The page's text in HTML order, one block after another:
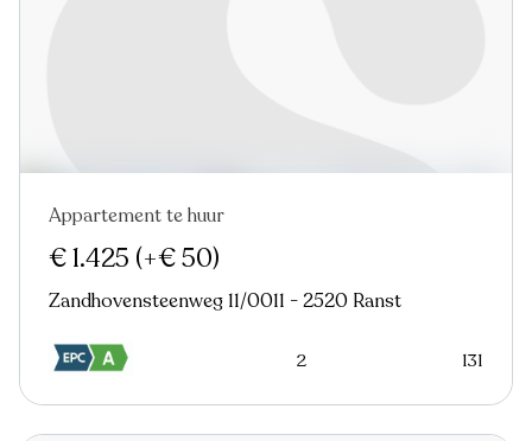
Nieuw
Appartement te huur
€ 1.425 (+€ 50)
Zandhovensteenweg 11/0011 - 2520 Ranst
2 131